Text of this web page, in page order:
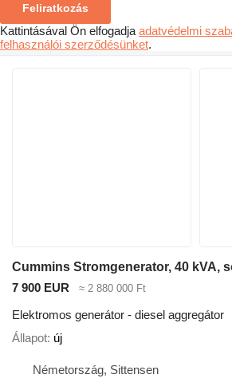
Feliratkozás
Kattintásával Ön elfogadja adatvédelmi
felhasználói szerződésünket.
Cummins Stromgenerator, 40 kVA,
7 900 EUR
≈ 2 880 000 Ft
Elektromos generátor - diesel aggregátor
Állapot új
Németország, Sittensen